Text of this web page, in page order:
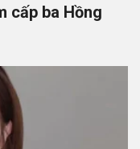
cấp ba Hồng